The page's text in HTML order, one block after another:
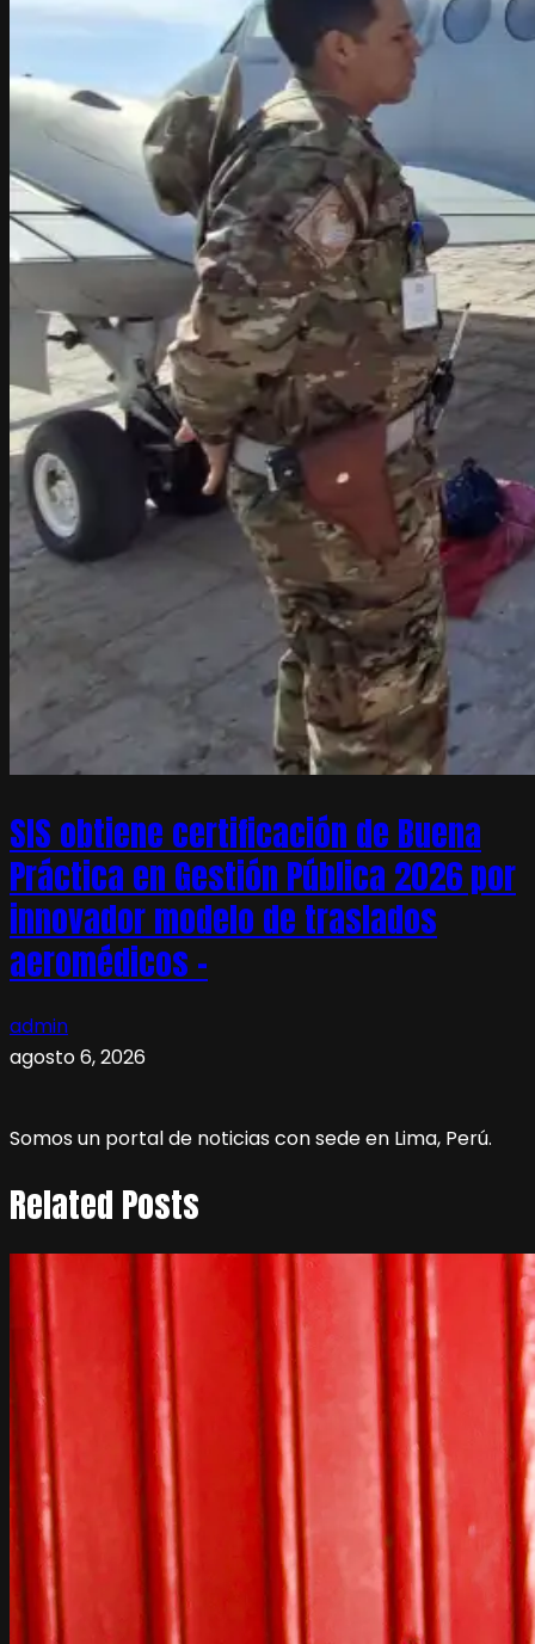
SIS obtiene certificación de Buena
Práctica en Gestión Pública 2026 por
innovador modelo de traslados
aeromédicos –
admin
agosto 6, 2026
Somos un portal de noticias con sede en Lima, Perú.
Related Posts